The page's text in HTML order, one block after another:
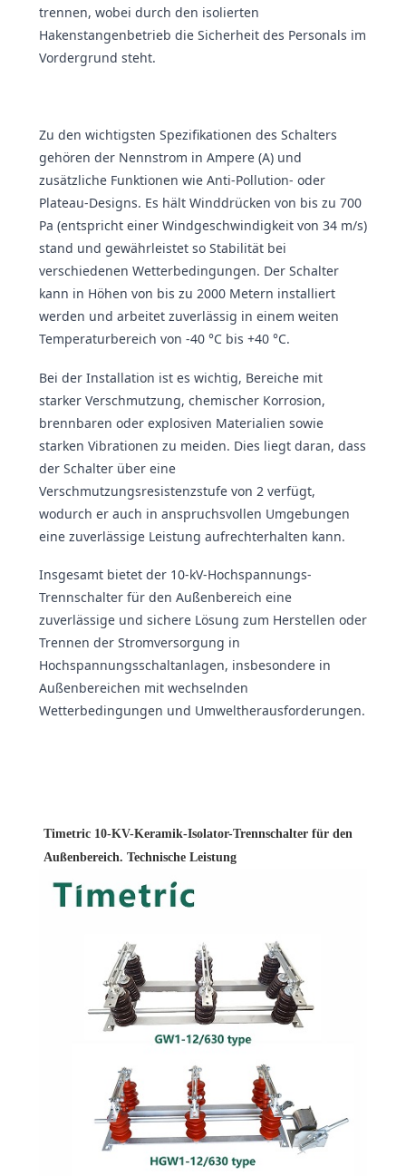
trennen, wobei durch den isolierten
Hakenstangenbetrieb die Sicherheit des Personals im
Vordergrund steht.
Zu den wichtigsten Spezifikationen des Schalters
gehören der Nennstrom in Ampere (A) und
zusätzliche Funktionen wie Anti-Pollution- oder
Plateau-Designs. Es hält Winddrücken von bis zu 700
Pa (entspricht einer Windgeschwindigkeit von 34 m/s)
stand und gewährleistet so Stabilität bei
verschiedenen Wetterbedingungen. Der Schalter
kann in Höhen von bis zu 2000 Metern installiert
werden und arbeitet zuverlässig in einem weiten
Temperaturbereich von -40 °C bis +40 °C.
Bei der Installation ist es wichtig, Bereiche mit
starker Verschmutzung, chemischer Korrosion,
brennbaren oder explosiven Materialien sowie
starken Vibrationen zu meiden. Dies liegt daran, dass
der Schalter über eine
Verschmutzungsresistenzstufe von 2 verfügt,
wodurch er auch in anspruchsvollen Umgebungen
eine zuverlässige Leistung aufrechterhalten kann.
Insgesamt bietet der 10-kV-Hochspannungs-
Trennschalter für den Außenbereich eine
zuverlässige und sichere Lösung zum Herstellen oder
Trennen der Stromversorgung in
Hochspannungsschaltanlagen, insbesondere in
Außenbereichen mit wechselnden
Wetterbedingungen und Umweltherausforderungen.
Timetric 10-KV-Keramik-Isolator-Trennschalter für den
Außenbereich. Technische Leistung